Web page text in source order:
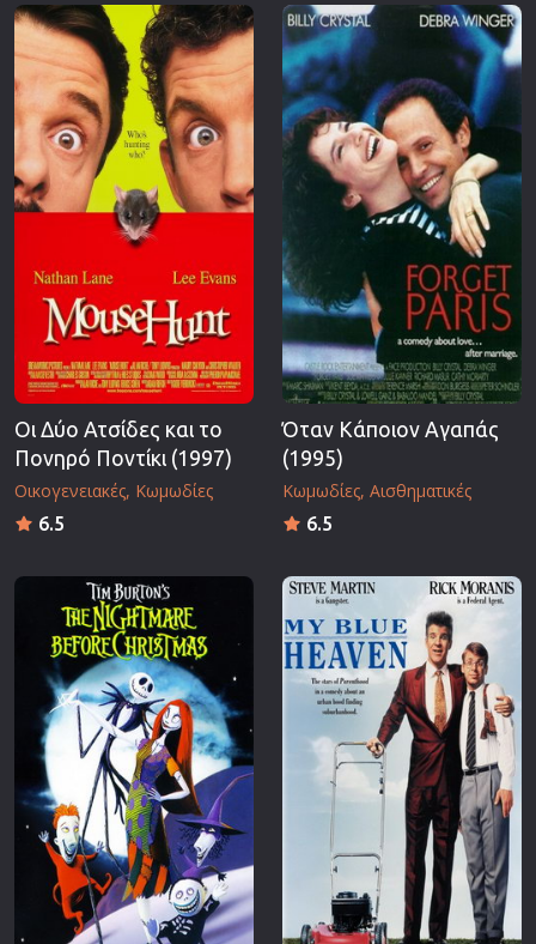
Επιστημονικής Φαντασίας
Εποχής
Ερωτικές
Ευρωπαικός Κινηματογράφος
Θρησκευτικές
Θρίλερ
Ιστορικές
Καταστροφής
Κλασσικές
Οι Δύο Ατσίδες και το
Πονηρό Ποντίκι (1997)
Οικογενειακές Κωμωδίες
6.5
Όταν Κάποιον Αγαπάς
(1995)
Κωμωδίες Αισθηματικές
6.5